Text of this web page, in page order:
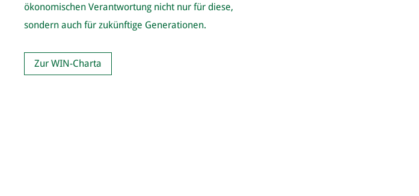
ökonomischen Verantwortung nicht nur für diese,
sondern auch für zukünftige Generationen.
Zur WIN-Charta